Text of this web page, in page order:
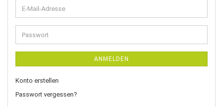
E-
Mail-
Adresse
Passwort
ANMELDEN
Konto erstellen
Passwort vergessen?